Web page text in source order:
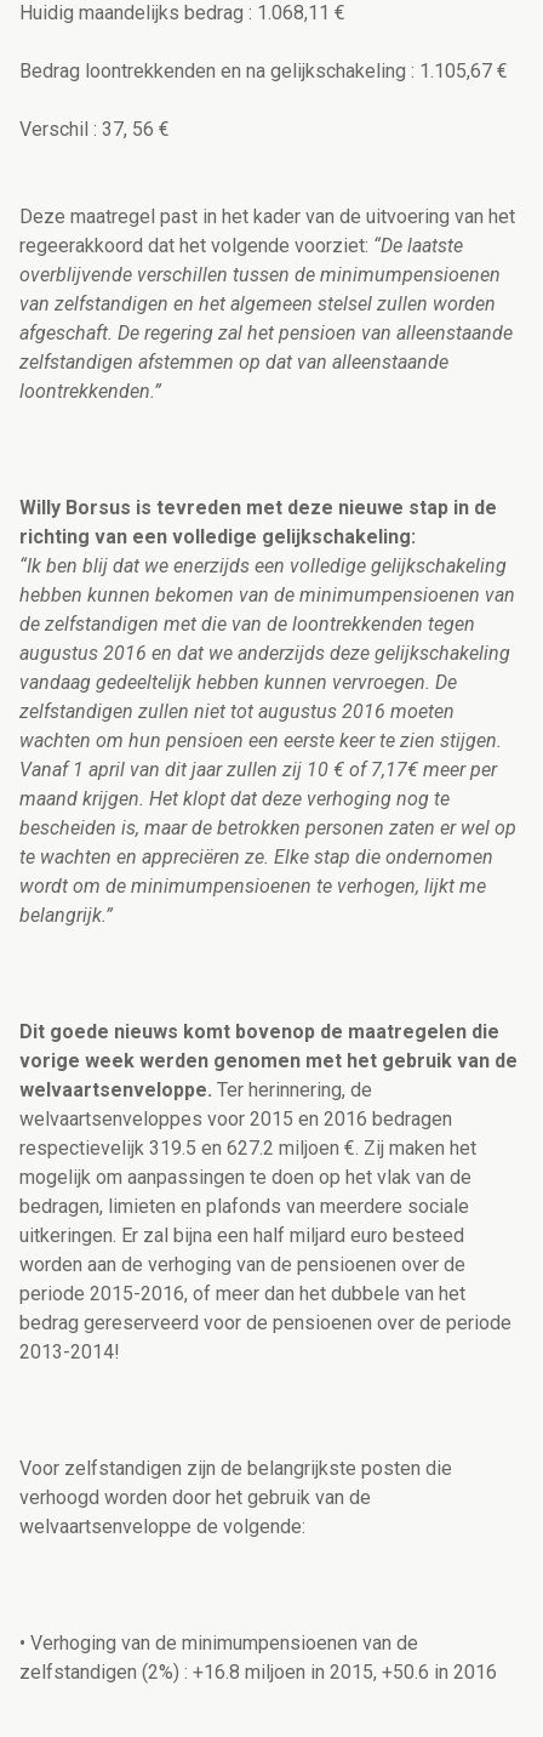
Huidig maandelijks bedrag : 1.068,11 €
Bedrag loontrekkenden en na gelijkschakeling : 1.105,67 €
Verschil : 37, 56 €
Deze maatregel past in het kader van de uitvoering van het
regeerakkoord dat het volgende voorziet: “De laatste
overblijvende verschillen tussen de minimumpensioenen
van zelfstandigen en het algemeen stelsel zullen worden
afgeschaft. De regering zal het pensioen van alleenstaande
zelfstandigen afstemmen op dat van alleenstaande
loontrekkenden.”
Willy Borsus is tevreden met deze nieuwe stap in de
richting van een volledige gelijkschakeling:
“Ik ben blij dat we enerzijds een volledige gelijkschakeling
hebben kunnen bekomen van de minimumpensioenen van
de zelfstandigen met die van de loontrekkenden tegen
augustus 2016 en dat we anderzijds deze gelijkschakeling
vandaag gedeeltelijk hebben kunnen vervroegen. De
zelfstandigen zullen niet tot augustus 2016 moeten
wachten om hun pensioen een eerste keer te zien stijgen.
Vanaf 1 april van dit jaar zullen zij 10 € of 7,17€ meer per
maand krijgen. Het klopt dat deze verhoging nog te
bescheiden is, maar de betrokken personen zaten er wel op
te wachten en appreciëren ze. Elke stap die ondernomen
wordt om de minimumpensioenen te verhogen, lijkt me
belangrijk.”
Dit goede nieuws komt bovenop de maatregelen die
vorige week werden genomen met het gebruik van de
welvaartsenveloppe. Ter herinnering, de
welvaartsenveloppes voor 2015 en 2016 bedragen
respectievelijk 319.5 en 627.2 miljoen €. Zij maken het
mogelijk om aanpassingen te doen op het vlak van de
bedragen, limieten en plafonds van meerdere sociale
uitkeringen. Er zal bijna een half miljard euro besteed
worden aan de verhoging van de pensioenen over de
periode 2015-2016, of meer dan het dubbele van het
bedrag gereserveerd voor de pensioenen over de periode
2013-2014!
Voor zelfstandigen zijn de belangrijkste posten die
verhoogd worden door het gebruik van de
welvaartsenveloppe de volgende:
• Verhoging van de minimumpensioenen van de
zelfstandigen (2%) : +16.8 miljoen in 2015, +50.6 in 2016